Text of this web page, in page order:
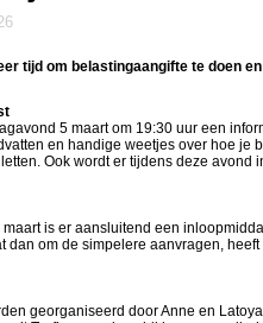
tijd om belastingaangifte te doen
5 maart om 19:30 uur een
en handige weetjes over hoe
Ook wordt er tijdens deze
is er aansluitend een
dan om de simpelere aanvragen,
georganiseerd door Anne en